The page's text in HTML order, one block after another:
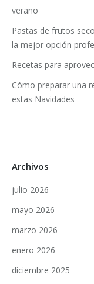
verano
Pastas de frutos
la mejor opción
Recetas para
Cómo preparar una
estas Navidades
Archivos
julio 2026
mayo 2026
marzo 2026
enero 2026
diciembre 2025